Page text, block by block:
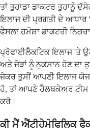
ਤਾਂ ਤੁਹਾਡਾ ਡਾਕਟਰ ਤੁਹਾਨੂੰ
ਇਲਾਜ ਦੀ ਪ੍ਰਗਤੀ ਦੇ
ਫੈਸਲਾ ਹਮੇਸ਼ਾ ਡਾਕਟਰੀ
ਪ੍ਰੋਫਾਈਲੈਕਟਿਕ ਇਲਾਜ 'ਤੇ
ਅਤੇ ਜੋੜਾਂ ਨੂੰ ਨੁਕਸਾਨ ਹੋਣ ਦਾ
ਜੇਕਰ ਤੁਸੀਂ ਆਪਣੀ ਇਲਾਜ
ਹੋ, ਤਾਂ ਆਪਣੇ ਹੈਲਥਕੇਅਰ ਟੀਮ
ਕਰੋ।
ਕੀ ਮੈਂ ਐਂਟੀਹੇਮੋਫਿਲਿਕ